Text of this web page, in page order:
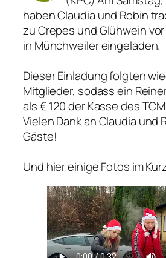
haben Claudia und Robin
zu Crepes und Glühwein
in Münchweiler eingeladen.
Dieser Einladung folgten
Mitglieder, sodass ein
als € 120 der Kasse des
Vielen Dank an Claudia und
Gäste!
Und hier einige Fotos im